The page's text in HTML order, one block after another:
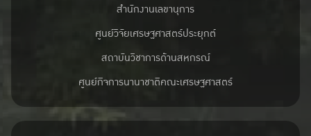
สำนักงานเลขานุการ
ศูนย์วิจัยเศรษฐศาสตร์ประยุกต์
สถาบันวิชาการด้านสหกรณ์
ศูนย์กิจการนานาชาติคณะเศรษฐศาสตร์